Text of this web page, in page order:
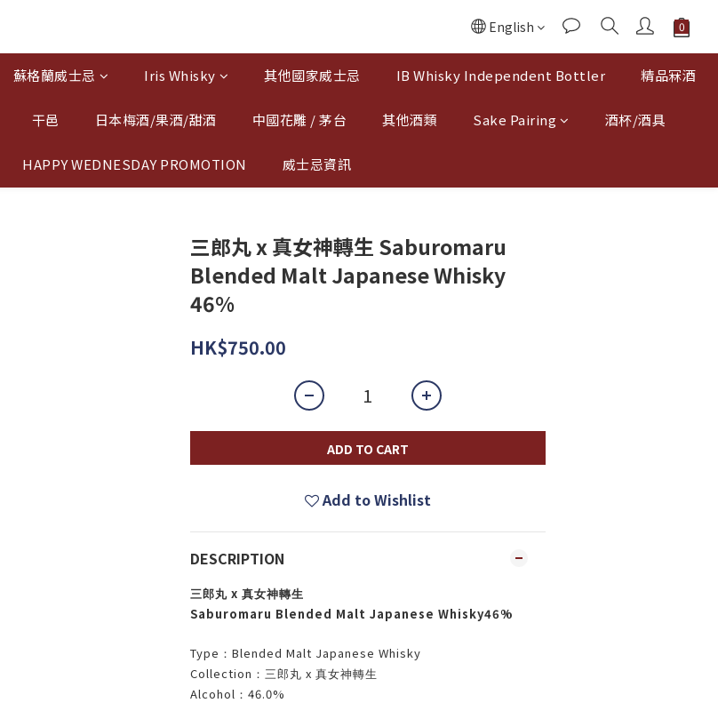
English
蘇格蘭威士忌 Iris Whisky 其他國家威士忌 IB Whisky Independent Bottler 精品冧酒
干邑 日本梅酒/果酒/甜酒 中國花雕 / 茅台 其他酒類 Sake Pairing 酒杯/酒具
HAPPY WEDNESDAY PROMOTION 威士忌資訊
三郎丸 x 真女神轉生 Saburomaru
Blended Malt Japanese Whisky
46%
HK$750.00
ADD TO CART
Add to Wishlist
DESCRIPTION
三郎丸x 真女神轉生
Saburomaru Blended Malt Japanese Whisky46%
Type ： Blended Malt Japanese Whisky
Collection ：三郎丸 x 真女神轉生
Alcohol ： 46.0%